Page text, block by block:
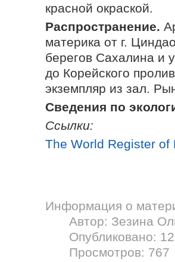
красной окраской.
Распространение.
материка от г.
берегов Сахалина и
до Корейского
экземпляр из зал.
Сведения по
Ссылки:
The World Register of
Информация о
Автор: Зезина
Опубликовано:
Просмотров: 767